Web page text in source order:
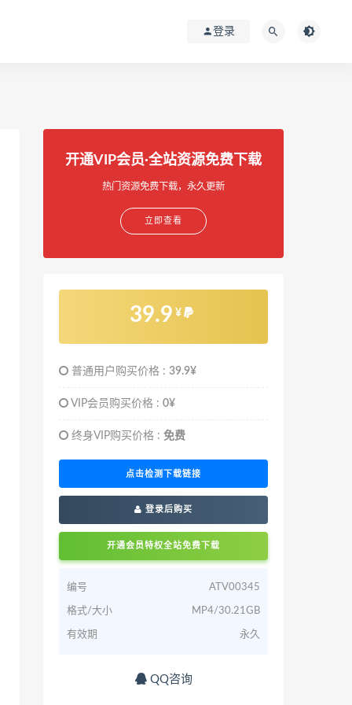
登录
开通VIP会员·全站资源免费下载
热门资源免费下载，永久更新
立即查看
39.9 ¥
普通用户购买价格 : 39.9¥
VIP会员购买价格 : 0¥
终身VIP购买价格 : 免费
点击检测下载链接
登录后购买
开通会员特权全站免费下载
编号 ATV00345
格式/大小 MP4/30.21GB
有效期 永久
QQ咨询